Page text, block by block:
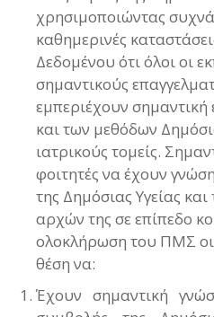
χρησιμοποιώντας
καθημερινές
Δεδομένου ότι όλοι οι
σημαντικούς
εμπεριέχουν
και των μεθόδων
ιατρικούς τομείς.
φοιτητές να έχουν
της Δημόσιας Υγείας
αρχών της σε επίπεδο
ολοκλήρωση του ΠΜΣ οι
θέση να:
Έχουν σημαντική